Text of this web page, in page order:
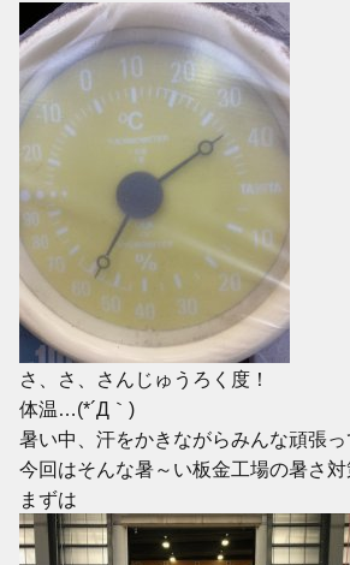
さ、さ、さんじゅうろく度！
体温…(*´Д｀)
暑い中、汗をかきながらみんな頑張っ
今回はそんな暑～い板金工場の暑さ
まずは